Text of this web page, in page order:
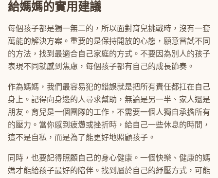
給媽媽的實用建議
每個孩子都是獨一無二的，所以面對育兒挑戰時，沒有一套
萬能的解決方案。重要的是保持開放的心態，願意嘗試不同
的方法，找到最適合自己家庭的方式。不要因為別人的孩子
表現不同就感到焦慮，每個孩子都有自己的成長節奏。
作為媽媽，我們最容易犯的錯誤就是把所有責任都扛在自己
身上。記得向身邊的人尋求幫助，無論是另一半、家人還是
朋友。育兒是一個團隊的工作，不需要一個人獨自承擔所有
的壓力。當你感到疲憊或挫折時，給自己一些休息的時間，
這不是自私，而是為了能更好地照顧孩子。
同時，也要記得照顧自己的身心健康。一個快樂、健康的媽
媽才能給孩子最好的陪伴。找到屬於自己的紓壓方式，可能